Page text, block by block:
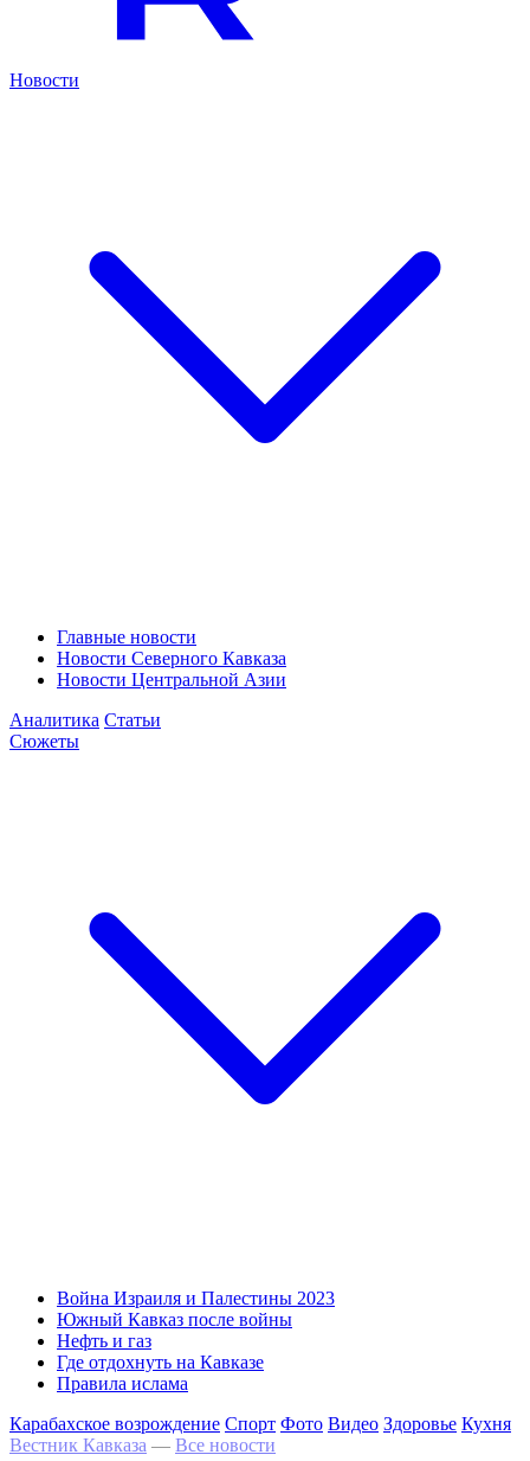
Новости
Главные новости
Новости Северного Кавказа
Новости Центральной Азии
Аналитика Статьи
Сюжеты
Война Израиля и Палестины 2023
Южный Кавказ после войны
Нефть и газ
Где отдохнуть на Кавказе
Правила ислама
Карабахское возрождение Спорт Фото Видео Здоровье Кухня
Вестник Кавказа — Все новости